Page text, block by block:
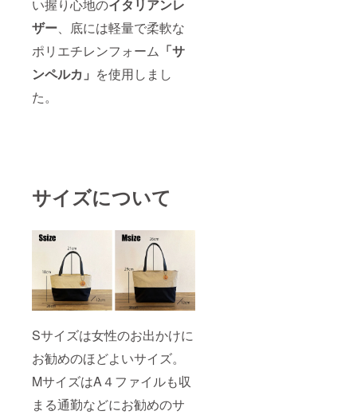
い握り心地のイタリアンレ
ザー、底には軽量で柔軟な
ポリエチレンフォーム 「サ
ンペルカ」 を使用しまし
た。
サイズについて
Sサイズは女性のお出かけに
お勧めのほどよいサイズ。
MサイズはA４ファイルも収
まる通勤などにお勧めのサ